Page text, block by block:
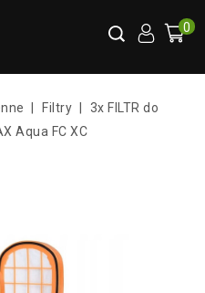
0
Filtry
3x FILTR do
Aqua FC XC